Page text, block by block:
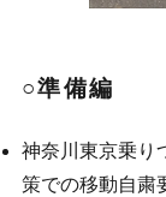
○準備編
神奈川東京乗り
策での移動自粛